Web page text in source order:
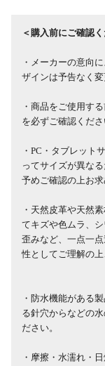
＜購入前にご確認
・メーカーの意向
ザインは予告なく変
・商品をご使用す
を必ずご確認くださ
・PC・タブレット
ってサイズが異な
予めご確認の上お求
・天然皮革や天然
てキズや色ムラ、
歪みなど、一点一
性としてご理解の上
・防水機能がある
る針穴からなどの
ださい。
・摩擦・水濡れ・